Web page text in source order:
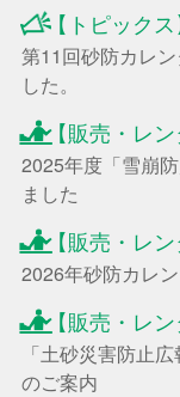
【トピックス
第11回砂防カレ
した。
【販売・レン
2025年度「雪崩
ました
【販売・レン
2026年砂防カレ
【販売・レン
「土砂災害防止
のご案内